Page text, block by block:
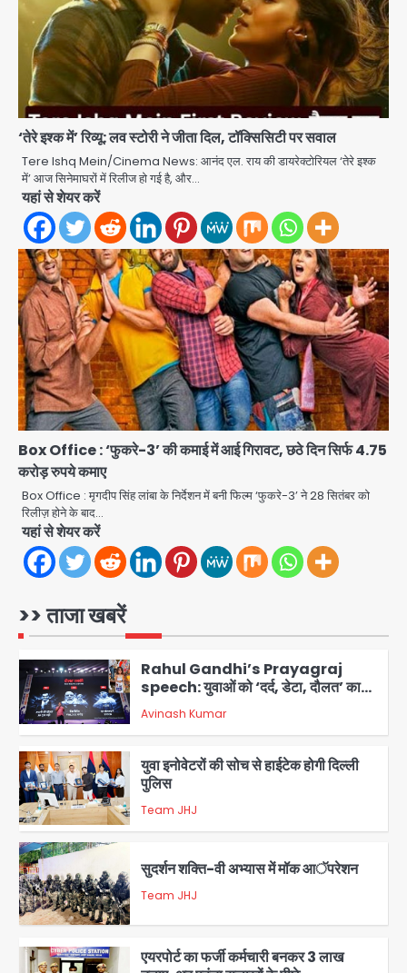
‘तेरे इश्क में’ रिव्यू: लव स्टोरी ने जीता दिल, टॉक्सिसिटी पर सवाल
Tere Ishq Mein/Cinema News: आनंद एल. राय की डायरेक्टोरियल ‘तेरे इश्क
में’ आज सिनेमाघरों में रिलीज हो गई है, और…
यहां से शेयर करें
Box Office : ‘फुकरे-3’ की कमाई में आई गिरावट, छठे दिन सिर्फ 4.75
करोड़ रुपये कमाए
Box Office : मृगदीप सिंह लांबा के निर्देशन में बनी फिल्म ‘फुकरे-3’ ने 28 सितंबर को
रिलीज़ होने के बाद…
यहां से शेयर करें
>> ताजा खबरें
2
Rahul Gandhi’s Prayagraj
संदेश, बीजेपी का वार
Avinash Kumar
3
युवा इनोवेटरों की सोच से हाईटेक होगी दिल्ली
पुलिस
Team JHJ
4
सुदर्शन शक्ति-वी अभ्यास में मॉक आॅपरेशन
Team JHJ
5
उड़ाए, अब पहुंचा सलाखों के पीछे
1
Noida Sector-49: सेक्टर-49 में 18
2
Rahul Gandhi’s Prayagraj
speech: युवाओं को ‘दर्द, डेटा, दौलत’ का
संदेश, बीजेपी का वार
Avinash Kumar
3
युवा इनोवेटरों की सोच से हाईटेक होगी दिल्ली
पुलिस
Team JHJ
4
सुदर्शन शक्ति-वी अभ्यास में मॉक आॅपरेशन
Team JHJ
एयरपोर्ट का फर्जी कर्मचारी बनकर 3 लाख